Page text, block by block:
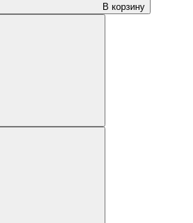
В корзину